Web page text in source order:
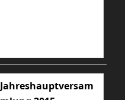
Jahreshauptversam